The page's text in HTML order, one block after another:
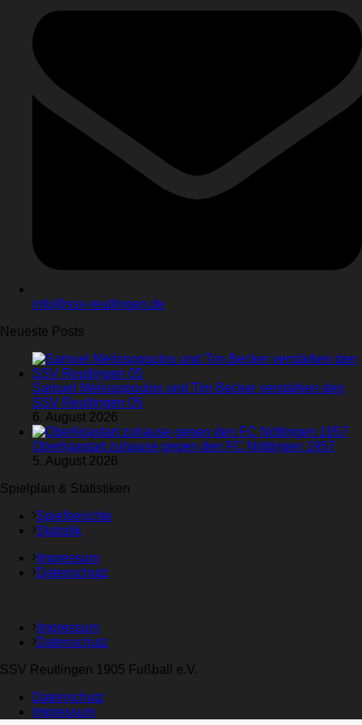
info@ssv-reutlingen.de
Neueste Posts
Samuel Melissopoulos und Tim Becker verstärken den
SSV Reutlingen 05
6. August 2026
Oberligastart zuhause gegen den FC Nöttingen 1957
5. August 2026
Spielplan & Statistiken
Spielberichte
Statistik
Impressum
Datenschutz
Impressum
Datenschutz
SSV Reutlingen 1905 Fußball e.V.
Datenschutz
Impressum